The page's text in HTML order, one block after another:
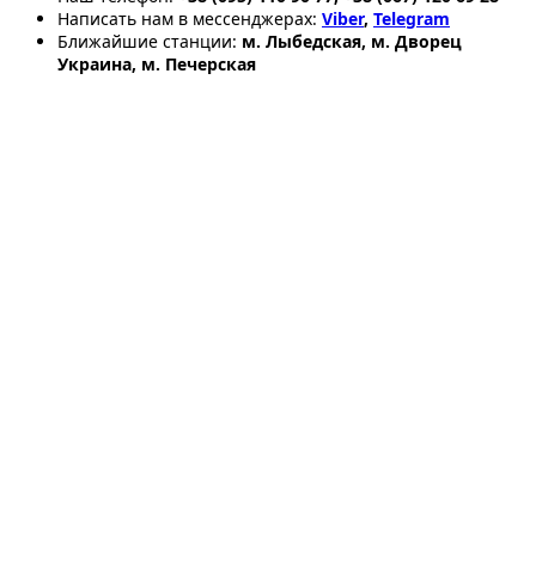
Написать нам в мессенджерах: Viber, Telegram
Ближайшие станции: м. Лыбедская, м. Дворец
Украина, м. Печерская